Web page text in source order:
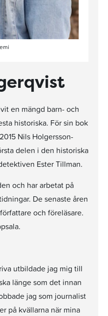
en mängd barn- och
historiska. För sin bok
Nils Holgersson-
delen i den historiska
Ester Tillman.
och har arbetat på
De senaste åren
och föreläsare.
utbildade jag mig till
länge som det innan
jag som journalist
på kvällarna när mina